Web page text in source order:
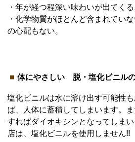
・年が経つ程深い味わいが出てくる
・化学物質がほとんど含まれてい
の心配もない。
体にやさしい 脱・塩化ビニル
塩化ビニルは水に溶け出す可能性
ば、人体に蓄積してしまいます。
すればダイオキシンとなってしま
店は、塩化ビニルを使用しません!!